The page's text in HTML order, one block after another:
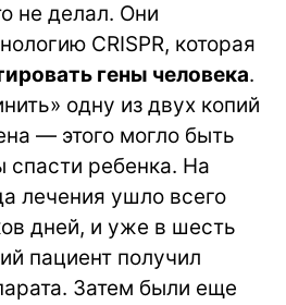
не делал. Они
CRISPR, которая
гены человека.
одну из двух копий
— этого могло быть
спасти ребенка. На
лечения ушло всего
дней, и уже в шесть
пациент получил
Затем были еще